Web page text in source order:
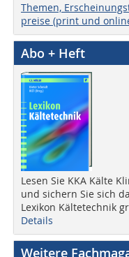
Themen,
preise (print und
Abo + Heft
Lesen Sie KKA Kälte
und sichern Sie sich
Lexikon Kältetechnik
Details
Weitere